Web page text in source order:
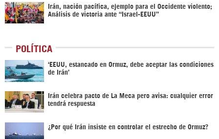
Irán, nación pacífica, ejemplo para el Occidente violento;
Análisis de victoria ante “Israel-EEUU”
POLÍTICA
‘EEUU, estancado en Ormuz, debe aceptar las condiciones
de Irán’
Irán celebra pacto de La Meca pero avisa: cualquier error
tendrá respuesta
¿Por qué Irán insiste en controlar el estrecho de Ormuz?